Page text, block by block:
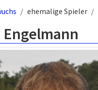
ehemalige Spieler
Engelmann